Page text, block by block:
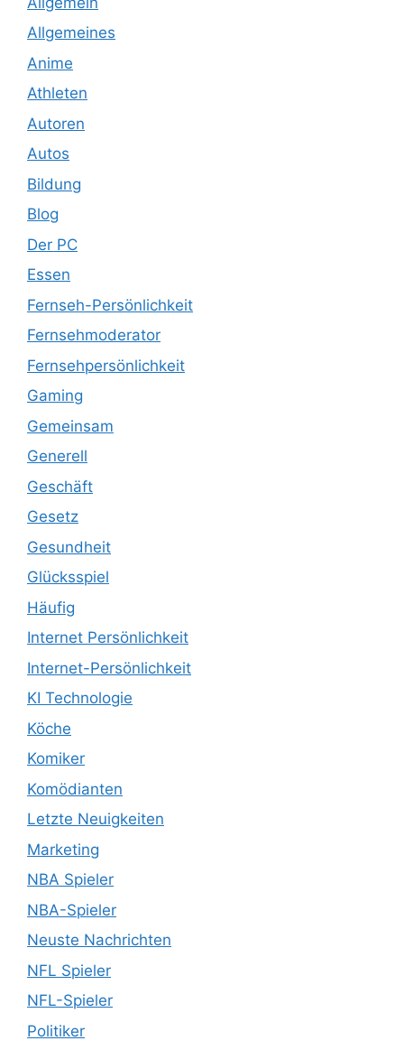
Allgemeines
Anime
Athleten
Autoren
Autos
Bildung
Blog
Der PC
Essen
Fernseh-Persönlichkeit
Fernsehmoderator
Fernsehpersönlichkeit
Gaming
Gemeinsam
Generell
Geschäft
Gesetz
Gesundheit
Glücksspiel
Häufig
Internet Persönlichkeit
Internet-Persönlichkeit
KI Technologie
Köche
Komiker
Komödianten
Letzte Neuigkeiten
Marketing
NBA Spieler
NBA-Spieler
Neuste Nachrichten
NFL Spieler
NFL-Spieler
Politiker